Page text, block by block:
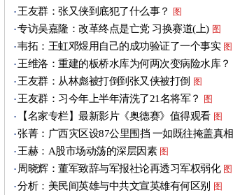
王友群：张又侠到底犯了什么事？ 图
专访吴嘉隆：改革终点是亡党 习换赛道(上) 图
韦拓：王虹邓煜用自己的成功验证了一个事实 图
王维洛：重建的板桥水库为何两次变病险水库？
王友群：从林彪被打倒到张又侠被打倒 图
王友群：习今年上半年清洗了21名将军？ 图
【名家专栏】最新影片《奥德赛》值得观看 图
张菁：广西灾区设87公里围挡 一如既往掩盖真相
王赫：A股市场动荡的深层因素 图
周晓辉：董军致辞与军报社论再透习军权弱化 图
分析：美民间英雄与中共文宣英雄有何区别 图